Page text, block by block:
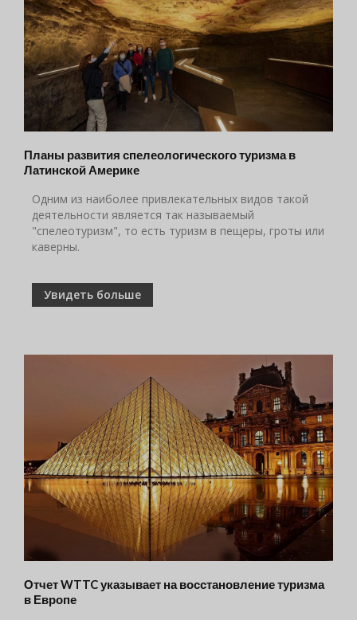
Планы развития спелеологического туризма в
Латинской Америке
Одним из наиболее привлекательных видов такой
деятельности является так называемый
"спелеотуризм", то есть туризм в пещеры, гроты или
каверны.
Увидеть больше
Отчет WTTC указывает на восстановление туризма
в Европе